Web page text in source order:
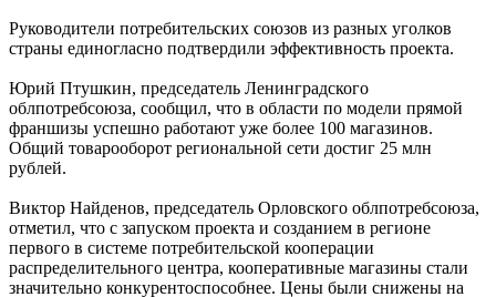
Руководители потребительских союзов из разных уголков
страны единогласно подтвердили эффективность проекта.
Юрий Птушкин, председатель Ленинградского
облпотребсоюза, сообщил, что в области по модели прямой
франшизы успешно работают уже более 100 магазинов.
Общий товарооборот региональной сети достиг 25 млн
рублей.
Виктор Найденов, председатель Орловского облпотребсоюза,
отметил, что с запуском проекта и созданием в регионе
первого в системе потребительской кооперации
распределительного центра, кооперативные магазины стали
значительно конкурентоспособнее. Цены были снижены на